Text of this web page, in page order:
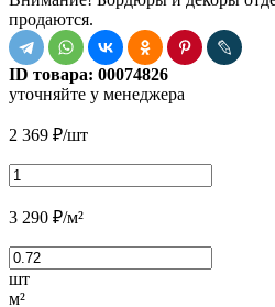
продаются.
ID товара: 00074826
уточняйте у менеджера
2 369 ₽/шт
3 290 ₽/м²
шт
м²